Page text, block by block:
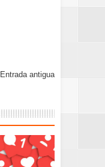
Entrada antigua